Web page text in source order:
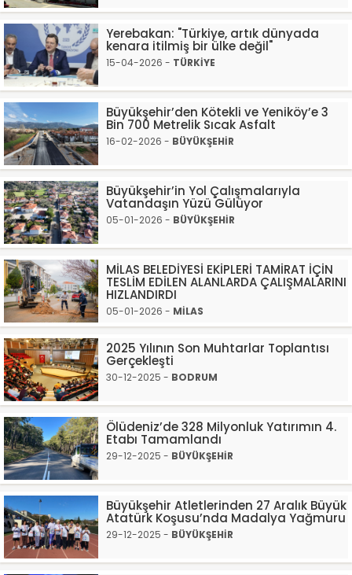
Yerebakan: "Türkiye, artık dünyada
kenara itilmiş bir ülke değil"
15-04-2026 - TÜRKİYE
Büyükşehir’den Kötekli ve Yeniköy’e 3
Bin 700 Metrelik Sıcak Asfalt
16-02-2026 - BÜYÜKŞEHİR
Büyükşehir’in Yol Çalışmalarıyla
Vatandaşın Yüzü Gülüyor
05-01-2026 - BÜYÜKŞEHİR
MİLAS BELEDİYESİ EKİPLERİ TAMİRAT İÇİN
TESLİM EDİLEN ALANLARDA ÇALIŞMALARINI
HIZLANDIRDI
05-01-2026 - MİLAS
2025 Yılının Son Muhtarlar Toplantısı
Gerçekleşti
30-12-2025 - BODRUM
Ölüdeniz’de 328 Milyonluk Yatırımın 4.
Etabı Tamamlandı
29-12-2025 - BÜYÜKŞEHİR
Büyükşehir Atletlerinden 27 Aralık Büyük
Atatürk Koşusu’nda Madalya Yağmuru
29-12-2025 - BÜYÜKŞEHİR